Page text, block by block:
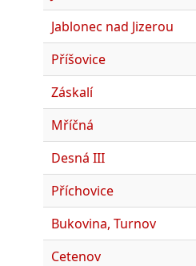
Jablonec nad Jizerou
Příšovice
Záskalí
Mříčná
Desná III
Příchovice
Bukovina, Turnov
Cetenov